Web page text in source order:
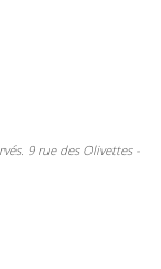
9 rue des Olivettes -